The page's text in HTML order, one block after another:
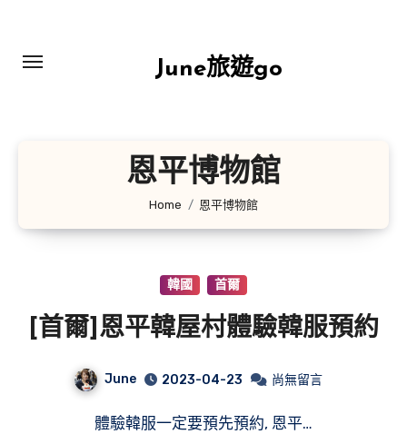
content
June旅遊go
恩平博物館
Home 恩平博物館
韓國 首爾
[首爾]恩平韓屋村體驗韓服預約
June 2023-04-23 尚無留言
體驗韓服一定要預先預約, 恩平…